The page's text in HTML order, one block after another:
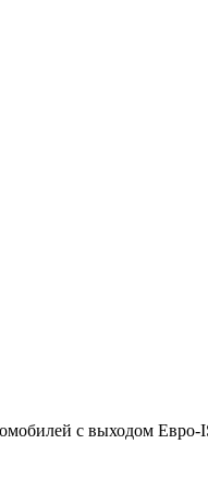
с выходом Евро-